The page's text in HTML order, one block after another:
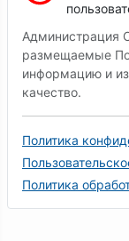
Администрация
размещаемые
информацию и
качество.
Политика
Политика